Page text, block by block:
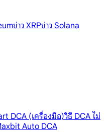
ข่าว XRPข่าว Solana
DCA (เครื่องมือ)วิธี DCA ไม่
Auto DCA